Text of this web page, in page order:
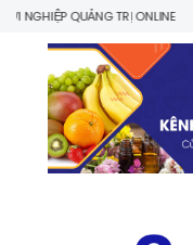
NGHIỆP QUẢNG TRỊ ONLINE